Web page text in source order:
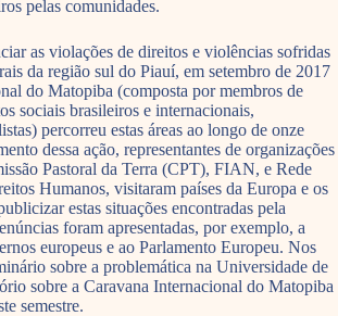
pelas comunidades.
as violações de direitos e violências sofridas
da região sul do Piauí, em setembro de 2017
do Matopiba (composta por membros de
sociais brasileiros e internacionais,
percorreu estas áreas ao longo de onze
dessa ação, representantes de organizações
Pastoral da Terra (CPT), FIAN, e Rede
Humanos, visitaram países da Europa e os
estas situações encontradas pela
foram apresentadas, por exemplo, a
europeus e ao Parlamento Europeu. Nos
sobre a problemática na Universidade de
sobre a Caravana Internacional do Matopiba
semestre.